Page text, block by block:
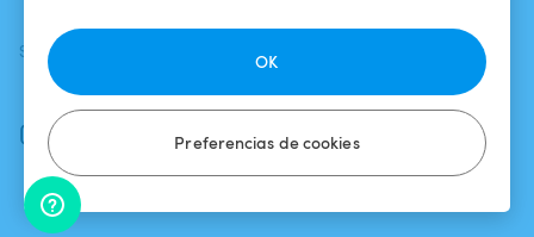
Preferencias de cookies
OK
SÍGUENOS
Facebook
Instagram